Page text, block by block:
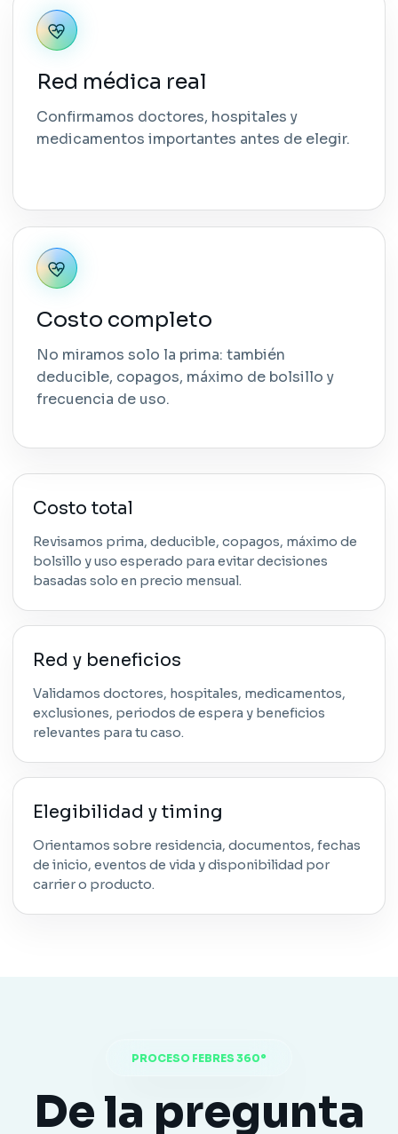
Red médica real
Confirmamos doctores, hospitales y
medicamentos importantes antes de elegir.
Costo completo
No miramos solo la prima: también
deducible, copagos, máximo de bolsillo y
frecuencia de uso.
Costo total
Revisamos prima, deducible, copagos, máximo de
bolsillo y uso esperado para evitar decisiones
basadas solo en precio mensual.
Red y beneficios
Validamos doctores, hospitales, medicamentos,
exclusiones, periodos de espera y beneficios
relevantes para tu caso.
Elegibilidad y timing
Orientamos sobre residencia, documentos, fechas
de inicio, eventos de vida y disponibilidad por
carrier o producto.
PROCESO FEBRES 360°
De la pregunta